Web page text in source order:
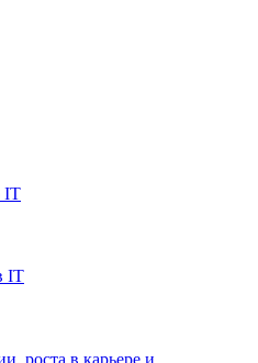
IT
IT
роста в карьере и